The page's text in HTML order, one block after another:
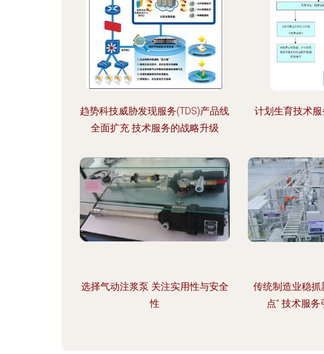
趋势科技威胁发现服务(TDS)产品线
全面扩充 技术服务的战略升级
计划生育技术
选择气动注浆泵 关注实用性与安全
性
传统制造业稳抓
点” 技术服